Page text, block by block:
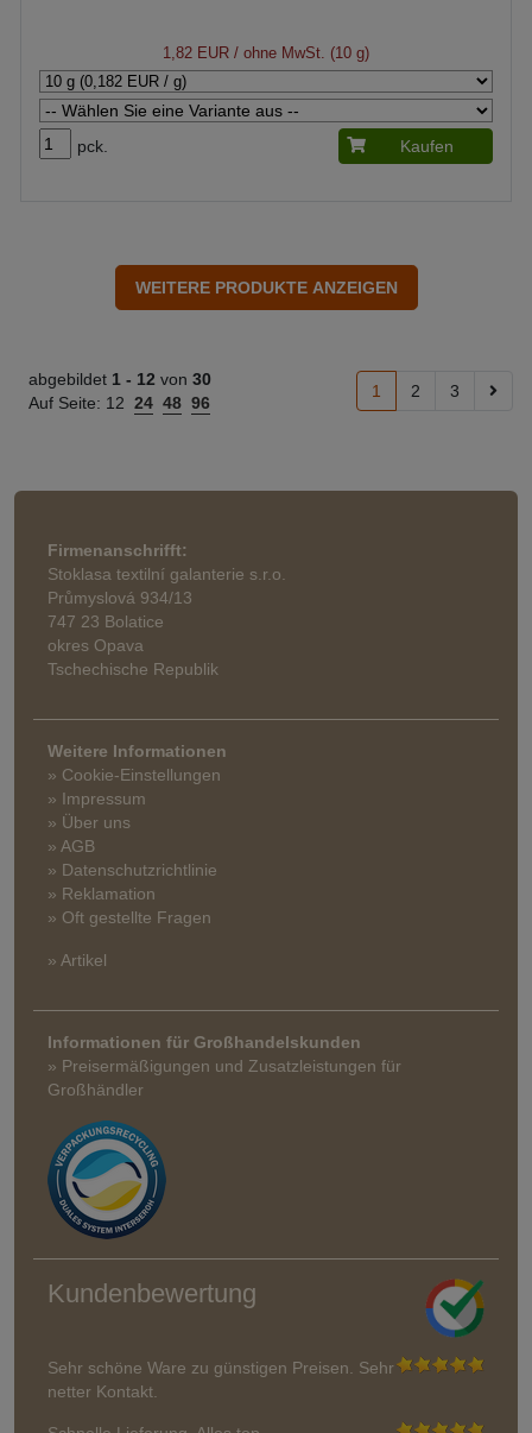
1,82 EUR / ohne MwSt. (10 g)
pck. Kaufen
abgebildet 1 - 12 von 30
Auf Seite: 12 24 48 96
1 2 3
Firmenanschrifft:
Stoklasa textilní galanterie s.r.o.
Průmyslová 934/13
747 23 Bolatice
okres Opava
Tschechische Republik
Weitere Informationen
» Cookie-Einstellungen
» Impressum
» Über uns
» AGB
» Datenschutzrichtlinie
» Reklamation
» Oft gestellte Fragen
» Artikel
Informationen für Großhandelskunden
» Preisermäßigungen und Zusatzleistungen für
Großhändler
Kundenbewertung
Sehr schöne Ware zu günstigen Preisen. Sehr
netter Kontakt.